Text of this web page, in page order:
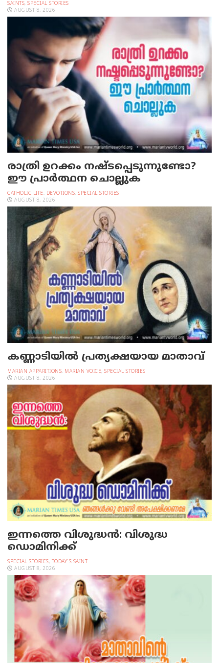
SAINTS, SPECIAL STORIES
AUGUST 8, 2026
രാത്രി ഉറക്കം നഷ്ടപ്പെടുന്നുണ്ടോ?
ഈ പ്രാര്‍ത്ഥന ചൊല്ലുക
CATHOLIC LIFE, DEVOTIONS, SPECIAL STORIES
AUGUST 8, 2026
കണ്ണാടിയില്‍ പ്രത്യക്ഷയായ മാതാവ്
MARIAN APPARITIONS, MARIAN VOICE, SPECIAL STORIES
AUGUST 8, 2026
ഇന്നത്തെ വിശുദ്ധന്‍: വിശുദ്ധ
ഡൊമിനിക്ക്
SPECIAL STORIES, TODAY'S SAINT
AUGUST 8, 2026